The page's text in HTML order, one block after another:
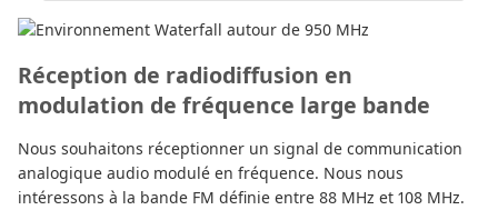
Réception de radiodiffusion en
modulation de fréquence large bande
Nous souhaitons réceptionner un signal de communication
analogique audio modulé en fréquence. Nous nous
intéressons à la bande FM définie entre 88 MHz et 108 MHz.